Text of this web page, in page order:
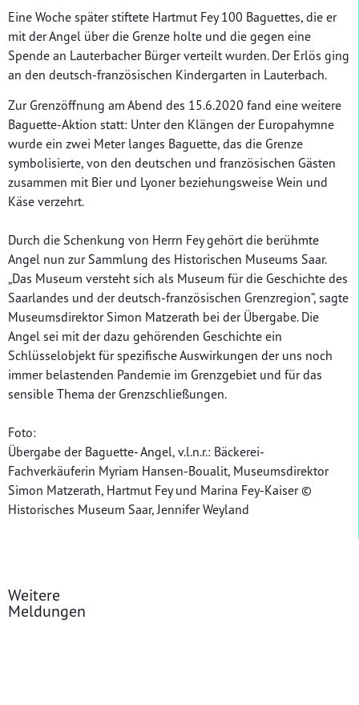
Eine Woche später stiftete Hartmut Fey 100 Baguettes, die er
mit der Angel über die Grenze holte und die gegen eine
Spende an Lauterbacher Bürger verteilt wurden. Der Erlös ging
an den deutsch-französischen Kindergarten in Lauterbach.
Zur Grenzöffnung am Abend des 15.6.2020 fand eine weitere
Baguette-Aktion statt: Unter den Klängen der Europahymne
wurde ein zwei Meter langes Baguette, das die Grenze
symbolisierte, von den deutschen und französischen Gästen
zusammen mit Bier und Lyoner beziehungsweise Wein und
Käse verzehrt.
Durch die Schenkung von Herrn Fey gehört die berühmte
Angel nun zur Sammlung des Historischen Museums Saar.
„Das Museum versteht sich als Museum für die Geschichte des
Saarlandes und der deutsch-französischen Grenzregion“, sagte
Museumsdirektor Simon Matzerath bei der Übergabe. Die
Angel sei mit der dazu gehörenden Geschichte ein
Schlüsselobjekt für spezifische Auswirkungen der uns noch
immer belastenden Pandemie im Grenzgebiet und für das
sensible Thema der Grenzschließungen.
Foto:
Übergabe der Baguette- Angel, v.l.n.r.: Bäckerei-
Fachverkäuferin Myriam Hansen-Boualit, Museumsdirektor
Simon Matzerath, Hartmut Fey und Marina Fey-Kaiser ©
Historisches Museum Saar, Jennifer Weyland
Weitere
Meldungen